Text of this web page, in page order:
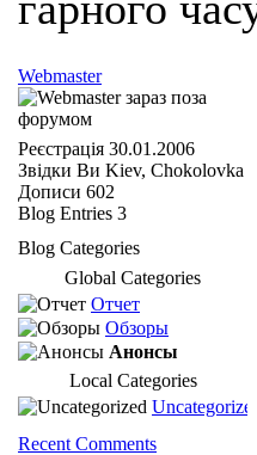
Webmaster
Реєстрація 30.01.2006
Звідки Ви Kiev, Chokolovka
Дописи 602
Blog Entries 3
Blog Categories
Global Categories
Отчет
Обзоры
Анонсы
Local Categories
Uncategorized
Recent Comments